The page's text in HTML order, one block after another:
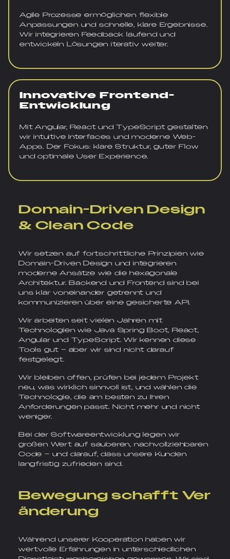
Agile Prozesse ermöglichen flexible
Anpassungen und schnelle, klare Ergebnisse.
Wir integrieren Feedback laufend und
entwickeln Lösungen iterativ weiter.
Innovative Frontend-
Entwicklung
Mit Angular, React und TypeScript gestalten
wir intuitive Interfaces und moderne Web-
Apps. Der Fokus: klare Struktur, guter Flow
und optimale User Experience.
Domain-Driven Design
& Clean Code
Wir setzen auf fortschrittliche Prinzipien wie
Domain-Driven Design und integrieren
moderne Ansätze wie die hexagonale
Architektur. Backend und Frontend sind bei
uns klar voneinander getrennt und
kommunizieren über eine gesicherte API.
Wir arbeiten seit vielen Jahren mit
Technologien wie Java Spring Boot, React,
Angular und TypeScript. Wir kennen diese
Tools gut – aber wir sind nicht darauf
festgelegt.
Wir bleiben offen, prüfen bei jedem Projekt
neu, was wirklich sinnvoll ist, und wählen die
Technologie, die am besten zu Ihren
Anforderungen passt. Nicht mehr und nicht
weniger.
Bei der Softwareentwicklung legen wir
großen Wert auf sauberen, nachvollziehbaren
Code – und darauf, dass unsere Kunden
langfristig zufrieden sind.
Bewegung schafft Ver
änderung
Während unserer Kooperation haben wir
wertvolle Erfahrungen in unterschiedlichen